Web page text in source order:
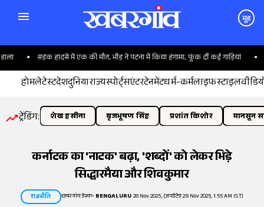
मूड
सड़क हादसे में एक की मौत, भीड़ ने पटना में किया हंगामा, फूंक दीं कई गाड़ियां
होमलेटेस्टदेशदुनियाराज्यस्पोर्ट्सएंटरटेनमेंटधर्म-कर्मलाइफस्टाइल
ट्रेंडिंग: शेख हसीना बृजभूषण सिंह प्रशांत किशोर मानसून
कर्नाटक का 'नाटक' बढ़ा, 'शब्दों' को लेकर भिड़े
सिद्धारमैया और शिवकुमार
राजनीति खबरगांव डेस्क• BENGALURU28 Nov 2025, (अपडेटेड 28 Nov 2025, 1:55 AM IST)